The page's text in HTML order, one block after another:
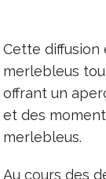
Cette diffusion
merlebleus
offrant un
et des
merlebleus.
Au cours des